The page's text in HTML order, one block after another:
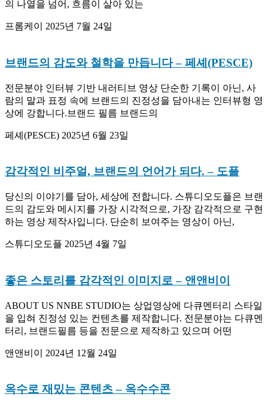
의 나열을 넘어, 흐름이 살아 있는
프롬케이 2025년 7월 24일
브랜드의 감도와 철학을 만듭니다– 페셰(PESCE)
전문분야 인터뷰 기반 내러티브 영상 단순한 기록이 아닌, 사
람의 말과 표정 속에 브랜드의 진정성을 담아내는 인터뷰형 영
상에 강합니다.브랜드 필름 브랜드의
페셰(PESCE) 2025년 6월 23일
감각적인 비주얼, 브랜드의 언어가 되다.– 도플
당신의 이야기를 담아, 세상에 전합니다. 스튜디오도플은 브랜
드의 감도와 메시지를 가장 시각적으로, 가장 감각적으로 구현
하는 영상 제작사입니다. 단순히 보여주는 영상이 아닌,
스튜디오도플 2025년 4월 7일
좋은 스토리를 감각적인 이미지로– 앤앤비이
ABOUT US NNBE STUDIO는 상업영상에 다큐멘터리 스타일
을 입혀 진정성 있는 컨텐츠를 제작합니다. 전문분야는 다큐멘
터리, 브랜드필름 등을 전문으로 제작하고 있으며 어떤
앤앤비이 2024년 12월 24일
옥수로 재밌는 콘텐츠– 옥수수콘